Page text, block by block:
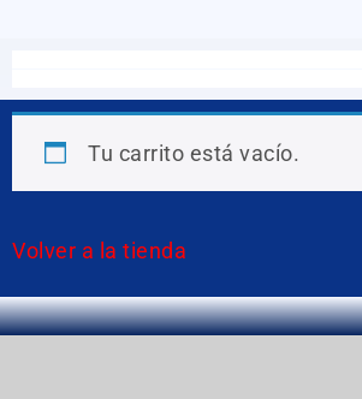
Tu carrito está vacío.
Volver a la tienda